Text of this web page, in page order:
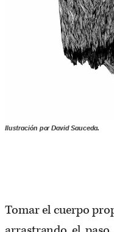
Ilustración por David Sauceda.
Tomar el cuerpo